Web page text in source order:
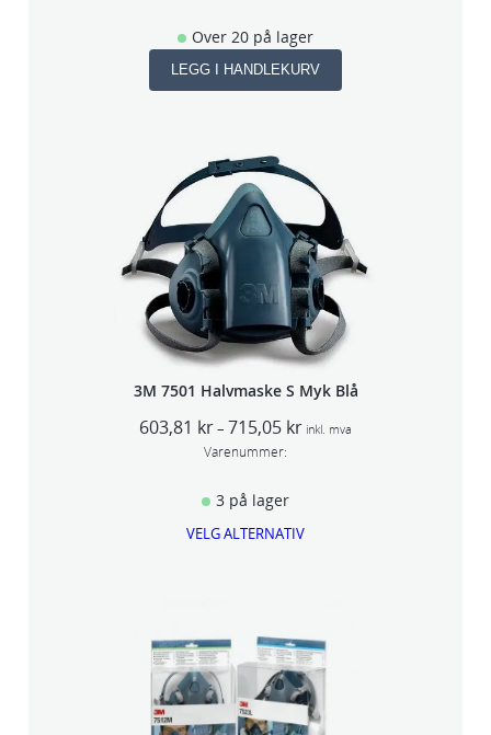
Over 20 på lager
LEGG I HANDLEKURV
3M 7501 Halvmaske S Myk Blå
603,81 kr– 715,05 krP
m
:
6
0
3
,
inkl. mva
Varenummer:
3 på lager
VELG ALTERNATIV